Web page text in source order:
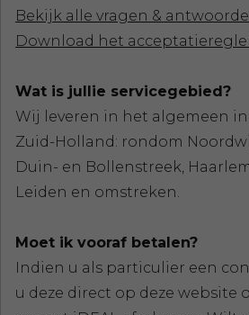
Bekijk alle vragen &
Download het
Wat is jullie servicegebied?
Wij leveren in het algemeen
Zuid-Holland: rondom
Duin- en Bollenstreek,
Leiden en omstreken.
Moet ik vooraf betalen?
Indien u als particulier een
u deze direct op deze website